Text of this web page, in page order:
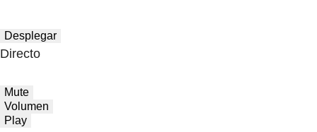
Desplegar
Directo
Mute
Volumen
Play